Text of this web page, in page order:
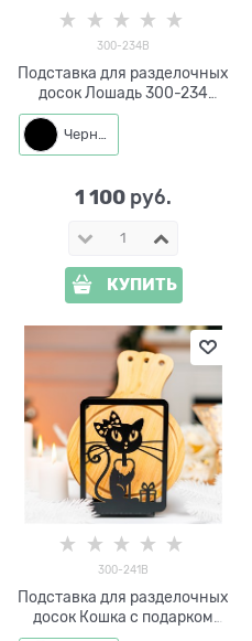
300-234B
Подставка для разделочных
досок Лошадь 300-234
металл
Черный
1 100 руб.
КУПИТЬ
300-241B
Подставка для разделочных
досок Кошка с подарком
300-241 металл